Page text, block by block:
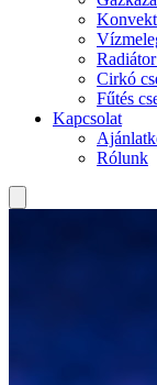
Cirkó
Fűtés
Kapcsolat
Rólunk